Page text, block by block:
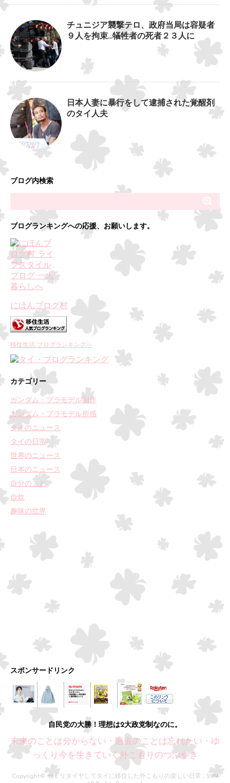
チュニジア襲撃テロ、政府当局は容疑者
９人を拘束…犠牲者の死者２３人に
日本人妻に暴行をして逮捕された覚醒剤
のタイ人夫
ブログ内検索
ブログランキングへの応援、お願いします。
にほんブログ村
移住生活 ブログランキングへ
カテゴリー
ガンダム・プラモデル制作
ガンダム・プラモデル所感
タイのニュース
タイの日常
世界のニュース
日本のニュース
自分のこと
自炊
趣味の世界
スポンサードリンク
自民党の大勝！理想は2大政党制なのに。
未来のことは分からない・過去のことは忘れたい・ゆ
っくり今を生きていく外こもりのつぶやき
Copyright© セミリタイヤしてタイに移住した外こもりの楽しい日常 , 2014